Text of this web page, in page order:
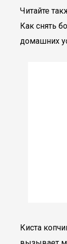
Читайте
Как снять
домашних
Киста